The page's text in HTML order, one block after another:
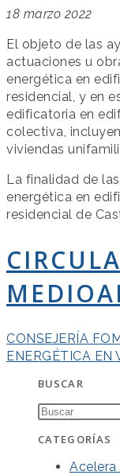
18 marzo 2022
El objeto de las
actuaciones u
energética en
residencial, y en
edificatoria en
colectiva,
viviendas
La finalidad de
energética en
residencial de
CONSEJERÍA
ENERGÉTICA EN
BUSCAR
CATEGORÍAS
Acelera